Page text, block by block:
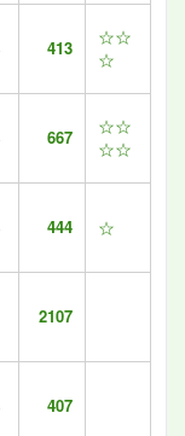
413
☆☆
☆
667
☆☆
☆☆
444 ☆
2107
407